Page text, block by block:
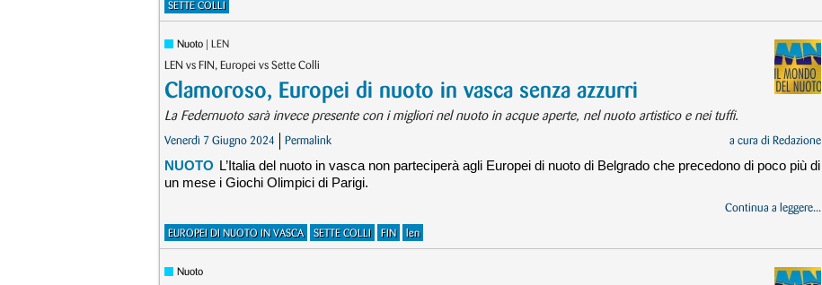
SETTE COLLI
Nuoto | LEN
LEN vs FIN, Europei vs Sette Colli
Clamoroso, Europei di nuoto in vasca senza azzurri
La Federnuoto sarà invece presente con i migliori nel nuoto in acque aperte, nel nuoto artistico e nei tuffi.
Venerdì 7 Giugno 2024 Permalink a cura di Redazione
NUOTO L’Italia del nuoto in vasca non parteciperà agli Europei di nuoto di Belgrado che precedono di poco più di
un mese i Giochi Olimpici di Parigi.
Continua a leggere...
EUROPEI DI NUOTO IN VASCA SETTE COLLI FIN len
Nuoto